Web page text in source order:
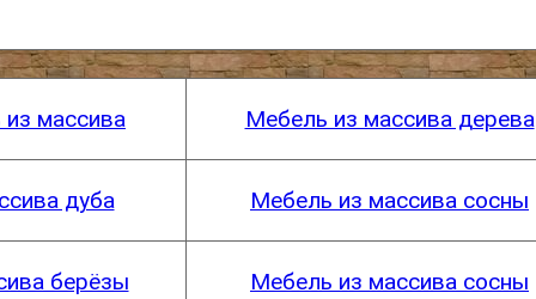
массива Мебель из массива дерева
дуба Мебель из массива сосны
берёзы Мебель из массива сосны